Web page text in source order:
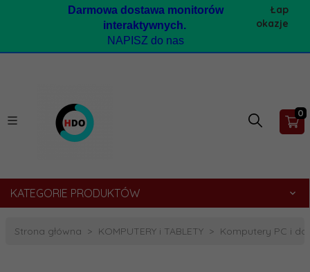
Darmowa dostawa monitorów
interaktywnych.
NAPISZ do nas
Łap
okazje
0
KATEGORIE PRODUKTÓW
Strona główna KOMPUTERY i TABLETY Komputery PC i